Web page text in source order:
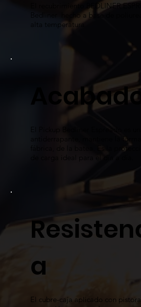
El recubrimiento BEDLINER
Bedliner hecho a base de
alta temperatura
a
El cubre-caja aplicado con pistora
antiderrapante, mantiene la
fábrica, de la batea. Es la